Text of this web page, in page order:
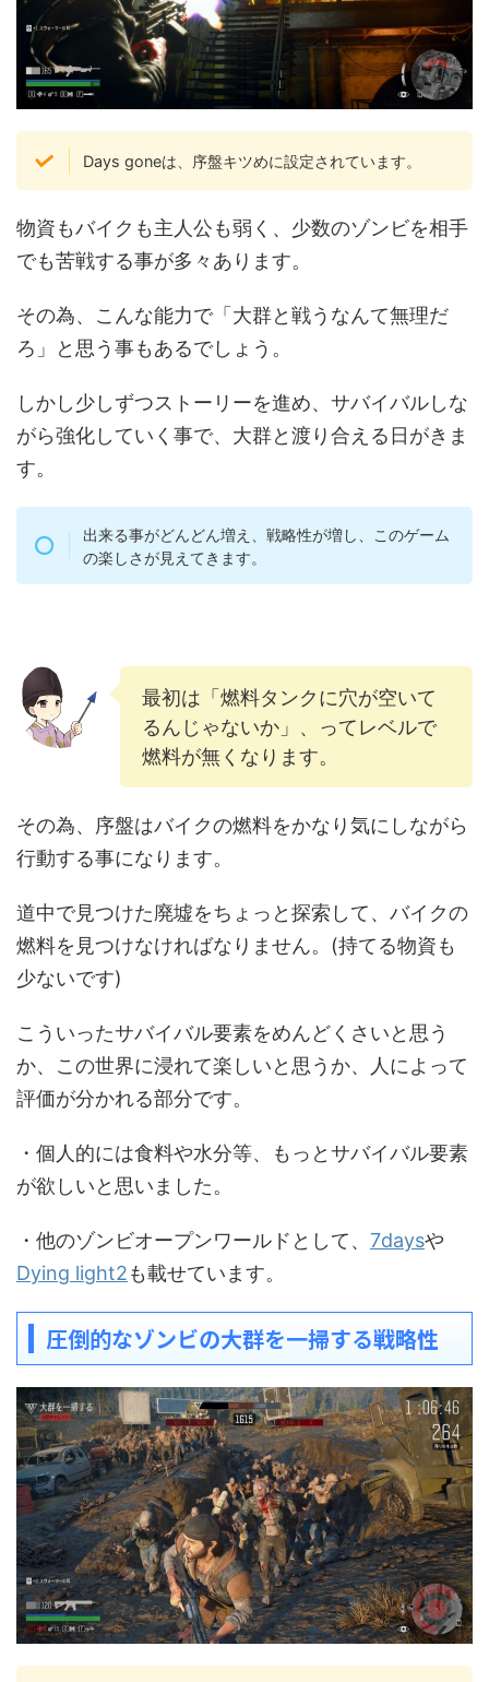
Days goneは、序盤キツめに設定されています。
物資もバイクも主人公も弱く、少数のゾンビを相手
でも苦戦する事が多々あります。
その為、こんな能力で「大群と戦うなんて無理だ
ろ」と思う事もあるでしょう。
しかし少しずつストーリーを進め、サバイバルしな
がら強化していく事で、大群と渡り合える日がきま
す。
出来る事がどんどん増え、戦略性が増し、このゲーム
の楽しさが見えてきます。
最初は「燃料タンクに穴が空いて
るんじゃないか」、ってレベルで
燃料が無くなります。
その為、序盤はバイクの燃料をかなり気にしながら
行動する事になります。
道中で見つけた廃墟をちょっと探索して、バイクの
燃料を見つけなければなりません。(持てる物資も
少ないです)
こういったサバイバル要素をめんどくさいと思う
か、この世界に浸れて楽しいと思うか、人によって
評価が分かれる部分です。
・個人的には食料や水分等、もっとサバイバル要素
が欲しいと思いました。
・他のゾンビオープンワールドとして、 7daysや
Dying light2も載せています。
圧倒的なゾンビの大群を一掃する戦略性